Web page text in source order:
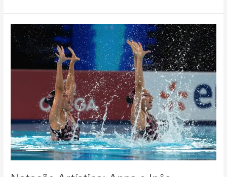
Natação
Artística:
Anna
14º
lugar
com
as
suas
melhores